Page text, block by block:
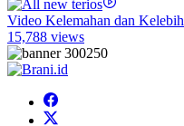
Video Kelemahan dan
15,788 views